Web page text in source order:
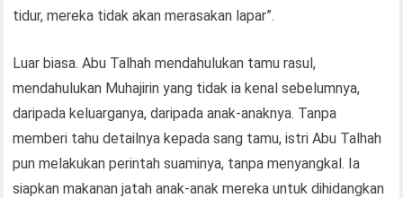
tidur, mereka tidak akan merasakan lapar”.
Luar biasa. Abu Talhah mendahulukan tamu rasul,
mendahulukan Muhajirin yang tidak ia kenal sebelumnya,
daripada keluarganya, daripada anak-anaknya. Tanpa
memberi tahu detailnya kepada sang tamu, istri Abu Talhah
pun melakukan perintah suaminya, tanpa menyangkal. Ia
siapkan makanan jatah anak-anak mereka untuk dihidangkan